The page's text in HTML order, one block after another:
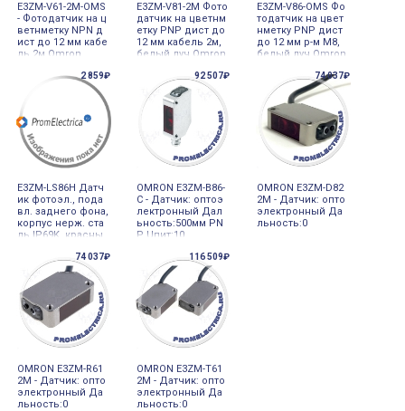
E3ZM-V61-2M-OMS
- Фотодатчик на ц
ветнметку NPN д
ист до 12 мм кабе
ль 2м Omron
E3ZM-V81-2M Фото
датчик на цветнм
етку PNP дист до
12 мм кабель 2м,
белый луч Omron
E3ZM-V86-OMS Фо
тодатчик на цвет
нметку PNP дист
до 12 мм р-м М8,
белый луч Omron
2 859₽
E3ZM-LS86H Датч
ик фотоэл., пода
вл. заднего фона,
корпус нерж. ста
ль IP69K, красны
фиксированный,
на свет/тень, PN
P, разъём M8 4-pi
n
92 507₽
OMRON E3ZM-B86-
C - Датчик: оптоэ
лектронный Дал
ьность:500мм PN
P Uпит:10
74 037₽
OMRON E3ZM-D82
2M - Датчик: опто
электронный Да
льность:0
74 037₽
OMRON E3ZM-R61
2M - Датчик: опто
электронный Да
льность:0
116 509₽
OMRON E3ZM-T61
2M - Датчик: опто
электронный Да
льность:0